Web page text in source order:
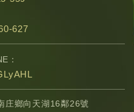
627
：
庄鄉向天湖16鄰26號